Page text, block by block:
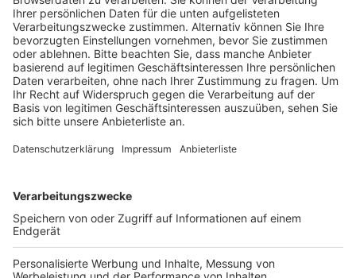
und ehrenamtlich betreiben.
Veröffentlicht:Montag, 07.03.2022 09:15
Anzeige
Hausmeisterwohnung an der Grubenstraße zur
für die Eröffnung auf Hochtouren. Laut dem
Vereinsvorstand sind die Ehrenamtler im Moment noch
mit dem Streichen der Räume beschäftigt. Ab dem 2.
April soll es in dem Laden dann vor allem
Grundnahrungsmittel wie Wasser, Brot und Mehl sowie